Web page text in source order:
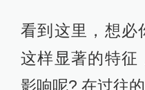
看到这里，想必
这样显著的特征
影响呢? 在过往